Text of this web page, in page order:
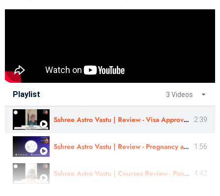
Playlist 3 Videos
Sshree Astro Vastu | Review - Visa Approved | Nitya Joshi | In Gujarati 2:39
Sshree Astro Vastu | Review - Pregnancy and Childbirth | In Hindi 1:56
Sshree Astro Vastu | Courses Review - Panchang, Numerology, AM | By - Astro Kirti Surve | In Marathi 4:42